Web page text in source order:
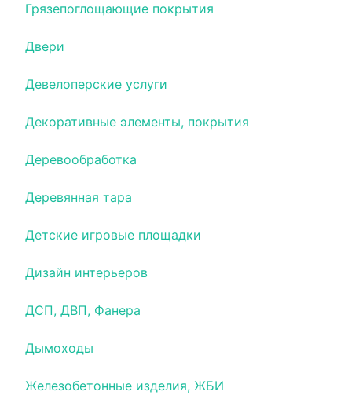
Грязепоглощающие покрытия
Двери
Девелоперские услуги
Декоративные элементы, покрытия
Деревообработка
Деревянная тара
Детские игровые площадки
Дизайн интерьеров
ДСП, ДВП, Фанера
Дымоходы
Железобетонные изделия, ЖБИ